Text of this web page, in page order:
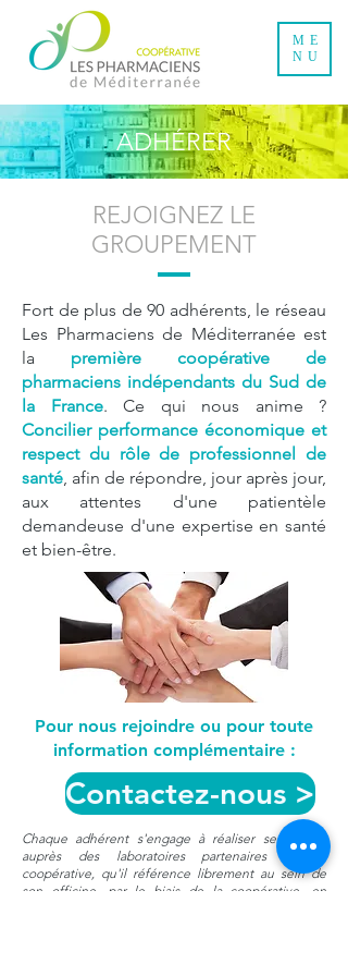
ME
NU
ADHÉRER
REJOIGNEZ LE
GROUPEMENT
Fort de plus de 90 adhérents, le réseau
Les Pharmaciens de Méditerranée est
la première coopérative de
pharmaciens indépendants du Sud de
la France. Ce qui nous anime ?
Concilier performance économique et
respect du rôle de professionnel de
santé, afin de répondre, jour après jour,
aux attentes d'une patientèle
demandeuse d'une expertise en santé
et bien-être.
Pour nous rejoindre ou pour toute
information complémentaire :
Contactez-nous >
Chaque adhérent s'engage à réaliser ses achats
auprès des laboratoires partenaires de la
coopérative, qu'il référence librement au sein de
son officine, par le biais de la coopérative, en